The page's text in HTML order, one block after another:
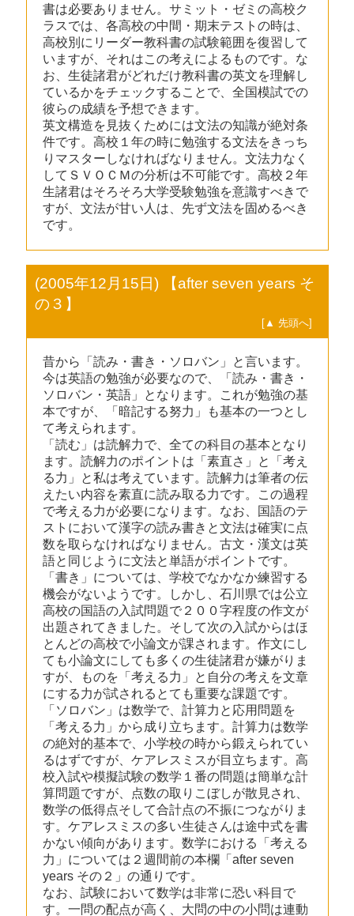
書は必要ありません。サミット・ゼミの高校ク
ラスでは、各高校の中間・期末テストの時は、
高校別にリーダー教科書の試験範囲を復習して
いますが、それはこの考えによるものです。な
お、生徒諸君がどれだけ教科書の英文を理解し
ているかをチェックすることで、全国模試での
彼らの成績を予想できます。
英文構造を見抜くためには文法の知識が絶対条
件です。高校１年の時に勉強する文法をきっち
りマスターしなければなりません。文法力なく
してＳＶＯＣＭの分析は不可能です。高校２年
生諸君はそろそろ大学受験勉強を意識すべきで
すが、文法が甘い人は、先ず文法を固めるべき
です。
(2005年12月15日) 【after seven years そ
の３】
[▲ 先頭へ]
昔から「読み・書き・ソロバン」と言います。
今は英語の勉強が必要なので、「読み・書き・
ソロバン・英語」となります。これが勉強の基
本ですが、「暗記する努力」も基本の一つとし
て考えられます。
「読む」は読解力で、全ての科目の基本となり
ます。読解力のポイントは「素直さ」と「考え
る力」と私は考えています。読解力は筆者の伝
えたい内容を素直に読み取る力です。この過程
で考える力が必要になります。なお、国語のテ
ストにおいて漢字の読み書きと文法は確実に点
数を取らなければなりません。古文・漢文は英
語と同じように文法と単語がポイントです。
「書き」については、学校でなかなか練習する
機会がないようです。しかし、石川県では公立
高校の国語の入試問題で２００字程度の作文が
出題されてきました。そして次の入試からはほ
とんどの高校で小論文が課されます。作文にし
ても小論文にしても多くの生徒諸君が嫌がりま
すが、ものを「考える力」と自分の考えを文章
にする力が試されるとても重要な課題です。
「ソロバン」は数学で、計算力と応用問題を
「考える力」から成り立ちます。計算力は数学
の絶対的基本で、小学校の時から鍛えられてい
るはずですが、ケアレスミスが目立ちます。高
校入試や模擬試験の数学１番の問題は簡単な計
算問題ですが、点数の取りこぼしが散見され、
数学の低得点そして合計点の不振につながりま
す。ケアレスミスの多い生徒さんは途中式を書
かない傾向があります。数学における「考える
力」については２週間前の本欄「after seven
years その２」の通りです。
なお、試験において数学は非常に恐い科目で
す。一問の配点が高く、大問の中の小問は連動